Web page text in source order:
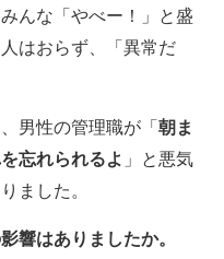
んな「やべー！」と盛
はおらず、「異常だ
男性の管理職が「 朝ま
忘れられるよ 」と悪気
ました。
響はありましたか。